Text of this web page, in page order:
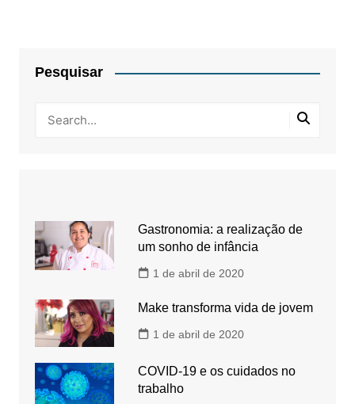
Pesquisar
Gastronomia: a realização de
um sonho de infância
1 de abril de 2020
Make transforma vida de jovem
1 de abril de 2020
COVID-19 e os cuidados no
trabalho